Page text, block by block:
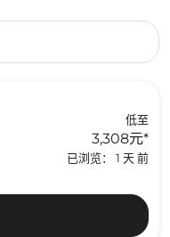
低至
3,308元*
已浏览： 1 天 前